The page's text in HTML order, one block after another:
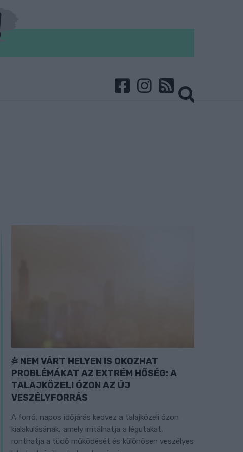
NEM VÁRT HELYEN IS OKOZHAT
PROBLÉMÁKAT AZ EXTRÉM HŐSÉG: A
TALAJKÖZELI ÓZON AZ ÚJ
VESZÉLYFORRÁS
A forró, napos időjárás kedvez a talajközeli ózon
kialakulásának, amely irritálhatja a légutakat,
ronthatja a tüdő működését és különösen veszélyes